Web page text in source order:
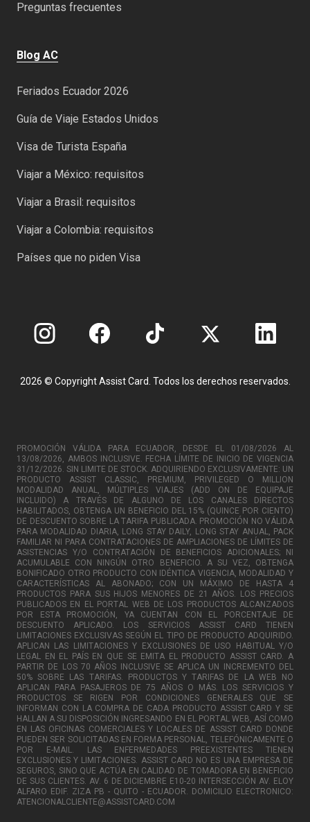
Preguntas frecuentes
Blog AC
Feriados Ecuador 2026
Guía de Viaje Estados Unidos
Visa de Turista España
Viajar a México: requisitos
Viajar a Brasil: requisitos
Viajar a Colombia: requisitos
Países que no piden Visa
2026 © Copyright Assist Card. Todos los derechos reservados.
PROMOCIÓN VÁLIDA PARA ECUADOR, DESDE EL 01/08/2026 AL
13/08/2026, AMBOS INCLUSIVE. FECHA LÍMITE DE INICIO DE VIGENCIA
31/12/2026. SIN LIMITE DE STOCK. ADQUIRIENDO EXCLUSIVAMENTE: UN
PRODUCTO ASSIST CLASSIC, PREMIUM, PRIVILEGED O MILLION
MODALIDAD ANUAL, MÚLTIPLES VIAJES (ADD ON DE EQUIPAJE
INCLUIDO) A TRAVÉS DE ALGUNO DE LOS CANALES DIRECTOS
HABILITADOS, OBTENGA UN BENEFICIO DEL 15% (QUINCE POR CIENTO)
DE DESCUENTO SOBRE LA TARIFA PUBLICADA. PROMOCIÓN NO VÁLIDA
PARA MODALIDAD DIARIA, LONG STAY DAILY, LONG STAY ANUAL, PACK
FAMILIAR NI PARA CONTRATACIONES DE AMPLIACIONES DE LÍMITES DE
ASISTENCIAS Y/O CONTRATACIÓN DE BENEFICIOS ADICIONALES; NI
ACUMULABLE CON NINGÚN OTRO BENEFICIO. A SU VEZ, OBTENGA
BONIFICADO OTRO PRODUCTO CON IDÉNTICA VIGENCIA, MODALIDAD Y
CARACTERÍSTICAS AL ABONADO; CON UN MÁXIMO DE HASTA 4
PRODUCTOS PARA SUS HIJOS MENORES DE 21 AÑOS. LOS PRECIOS
PUBLICADOS EN EL PORTAL WEB DE LOS PRODUCTOS ALCANZADOS
POR ESTA PROMOCIÓN, YA CUENTAN CON EL PORCENTAJE DE
DESCUENTO APLICADO. LOS SERVICIOS ASSIST CARD TIENEN
LIMITACIONES EXCLUSIVAS SEGÚN EL TIPO DE PRODUCTO ADQUIRIDO.
APLICAN LAS LIMITACIONES Y EXCLUSIONES DE USO HABITUAL Y/O
LEGAL EN EL PAÍS EN QUE SE EMITA EL PRODUCTO ASSIST CARD. A
PARTIR DE LOS 70 AÑOS INCLUSIVE SE APLICA UN INCREMENTO DEL
50% SOBRE LAS TARIFAS. PRODUCTOS Y TARIFAS DE LA WEB NO
APLICAN PARA PASAJEROS DE 75 AÑOS O MÁS. LOS SERVICIOS Y
PRODUCTOS SE RIGEN POR CONDICIONES GENERALES QUE SE
INFORMAN CON LA COMPRA DE CADA PRODUCTO ASSIST CARD Y SE
HALLAN A SU DISPOSICIÓN INGRESANDO EN EL PORTAL WEB, ASÍ COMO
EN LAS OFICINAS COMERCIALES Y LOCALES DE ASSIST CARD DONDE
PUEDEN SER SOLICITADAS EN FORMA PERSONAL, TELEFÓNICAMENTE O
POR E-MAIL. LAS ENFERMEDADES PREEXISTENTES TIENEN
EXCLUSIONES Y LIMITACIONES. ASSIST CARD NO ES UNA EMPRESA DE
SEGUROS, SINO QUE ACTÚA EN CALIDAD DE TOMADORA EN BENEFICIO
DE SUS CLIENTES. AV. 6 DE DICIEMBRE E10-20 INTERSECCIÓN AV. ELOY
ALFARO EDIF. ZIZA PB - QUITO - ECUADOR. DOMICILIO ELECTRONICO:
ATENCIONALCLIENTE@ASSISTCARD.COM